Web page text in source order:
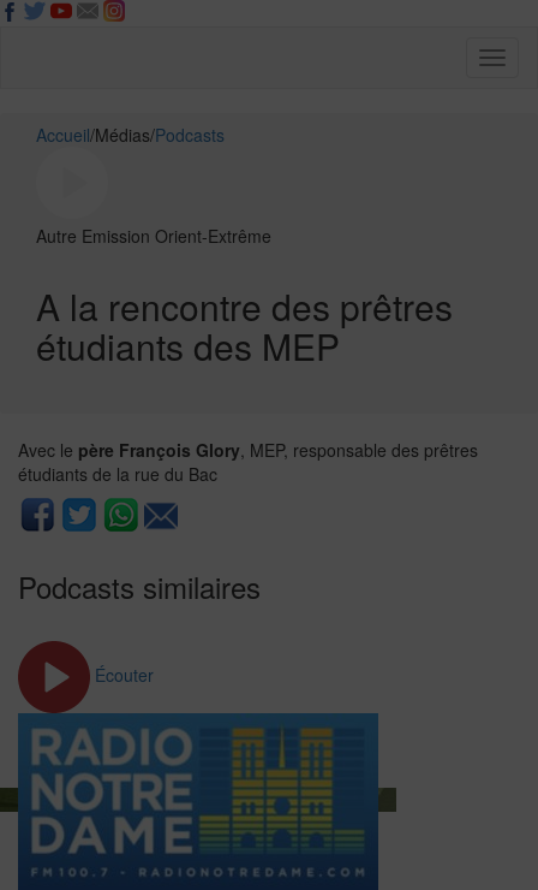
Accueil/Médias/Podcasts
Autre Emission Orient-Extrême
A la rencontre des prêtres
étudiants des MEP
Avec le père François Glory, MEP, responsable des prêtres
étudiants de la rue du Bac
Podcasts similaires
Écouter